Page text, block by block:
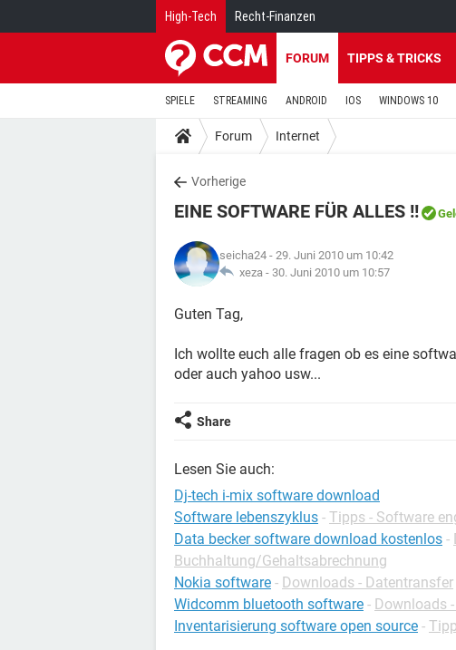
High-Tech Recht-Finanzen
FORUM TIPPS & TRICKS
SPIELE STREAMING ANDROID IOS WINDOWS 10
Forum Internet
Vorherige
EINE SOFTWARE FÜR ALLES !!
seicha24 - 29. Juni 2010 um 10:42
xeza - 30. Juni 2010 um 10:57
Guten Tag,
Ich wollte euch alle fragen ob es eine
oder auch yahoo usw...
Share
Lesen Sie auch:
Dj-tech i-mix software download
Software lebenszyklus - Tipps - Software
Data becker software download kostenlos -
Buchhaltung/Gehaltsabrechnung
Nokia software - Downloads - Datentransfer
Widcomm bluetooth software - Downloads
Inventarisierung software open source -